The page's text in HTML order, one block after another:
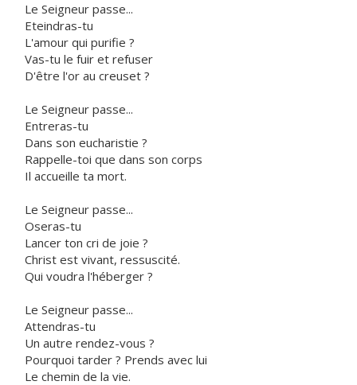
Le Seigneur passe...
Eteindras-tu
L'amour qui purifie ?
Vas-tu le fuir et refuser
D'être l'or au creuset ?
Le Seigneur passe...
Entreras-tu
Dans son eucharistie ?
Rappelle-toi que dans son corps
Il accueille ta mort.
Le Seigneur passe...
Oseras-tu
Lancer ton cri de joie ?
Christ est vivant, ressuscité.
Qui voudra l'héberger ?
Le Seigneur passe...
Attendras-tu
Un autre rendez-vous ?
Pourquoi tarder ? Prends avec lui
Le chemin de la vie.